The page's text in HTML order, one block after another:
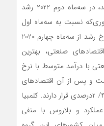
صنعتی جهان را تشکیل می‌دهند، در سه‌ماه دوم 2022 رشد
به طوری‌‌‌که نسبت به سه‌ماه اول
کاهش داشته است و کمترین نرخ رشد از سه‌ماه چهارم 2020
صنعتی، بهترین
با درآمد متوسط با نرخ
بوده است و پس از آن اقتصادهای
صنعتی با درآمد بالا با نرخ رشد 4/ 2درصدی قرار دارند. کلمبیا
عملکرد و بلاروس با منفی